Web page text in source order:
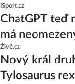
iSport.cz
ChatGPT teď
má
Živě.cz
Nový král
Tylosaurus